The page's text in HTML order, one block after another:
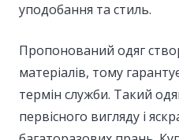
уподобання та стиль.
Пропонований одяг
матеріалів, тому
термін служби. Такий
первісного вигляду і